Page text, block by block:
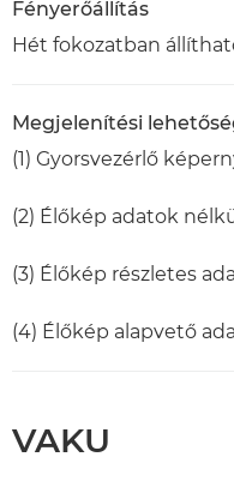
Fényerőállítás
Hét fokozatban
Megjelenítési
(1) Gyorsvezérlő
(2) Élőkép adatok
(3) Élőkép részletes
(4) Élőkép alapvető
VAKU